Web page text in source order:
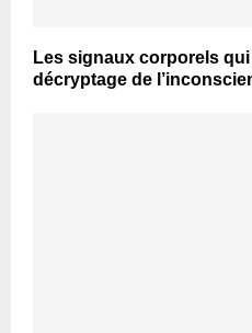
Les signaux corporels
décryptage de